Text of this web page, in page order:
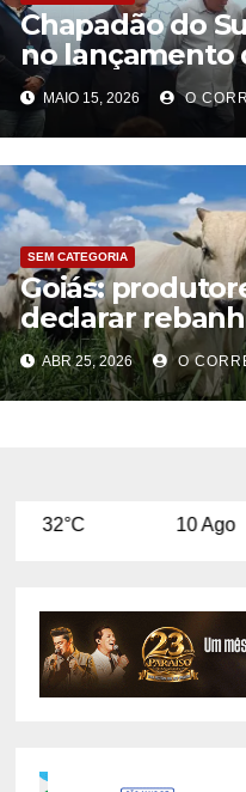
Chapadão do
no lançamento
R$ 176 milhões
para obras de
MAIO 15, 2026 O
SEM CATEGORIA
Goiás:
declarar
maio
ABR 25, 2026 O
10 Ago 32°C